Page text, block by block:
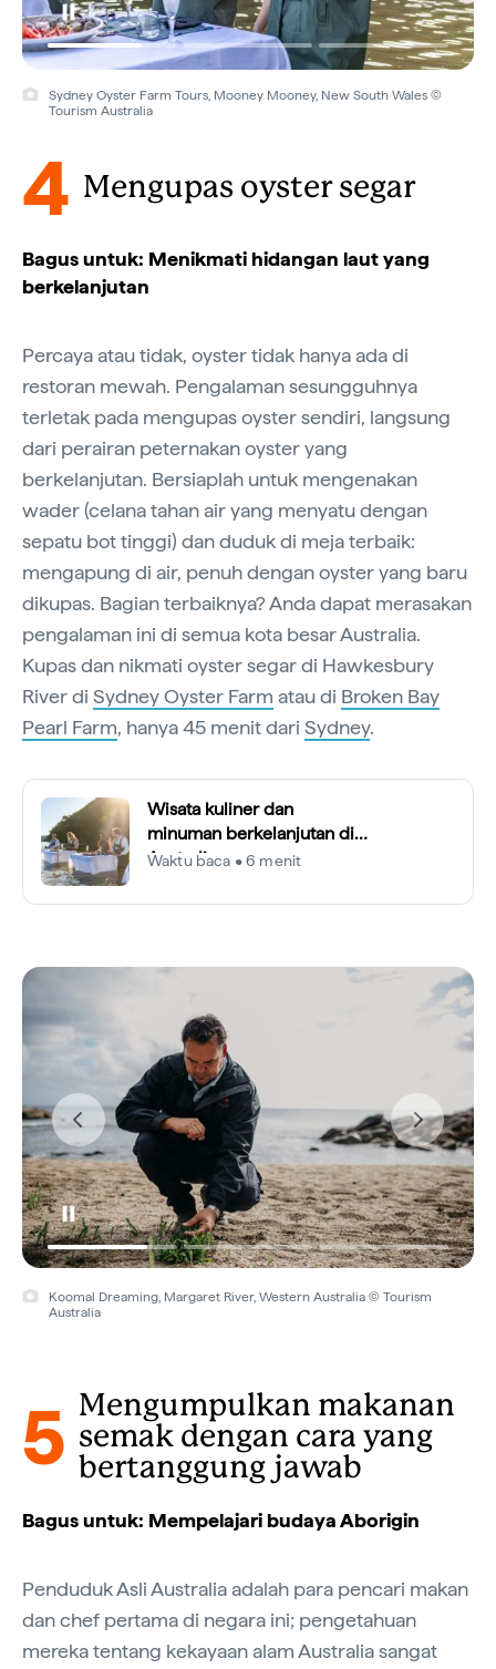
Sydney Oyster Farm Tours, Mooney Mooney, New South Wales ©
Tourism Australia
4 Mengupas oyster segar
Bagus untuk: Menikmati hidangan laut yang
berkelanjutan
Percaya atau tidak, oyster tidak hanya ada di
restoran mewah. Pengalaman sesungguhnya
terletak pada mengupas oyster sendiri, langsung
dari perairan peternakan oyster yang
berkelanjutan. Bersiaplah untuk mengenakan
wader (celana tahan air yang menyatu dengan
sepatu bot tinggi) dan duduk di meja terbaik:
mengapung di air, penuh dengan oyster yang baru
dikupas. Bagian terbaiknya? Anda dapat merasakan
pengalaman ini di semua kota besar Australia.
Kupas dan nikmati oyster segar di Hawkesbury
River di Sydney Oyster Farm atau di Broken Bay
Pearl Farm, hanya 45 menit dari Sydney.
Wisata kuliner dan
minuman berkelanjutan di
Australia
Waktu baca • 6 menit
Koomal Dreaming, Margaret River, Western Australia © Tourism
Australia
5 Mengumpulkan makanan
semak dengan cara yang
bertanggung jawab
Bagus untuk: Mempelajari budaya Aborigin
Penduduk Asli Australia adalah para pencari makan
dan chef pertama di negara ini; pengetahuan
mereka tentang kekayaan alam Australia sangat